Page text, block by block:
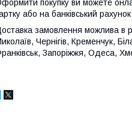
покупку ви можете
або на банківський рахунок.
замовлення можлива в
Чернігів, Кременчук,
Запоріжжя, Одеса,